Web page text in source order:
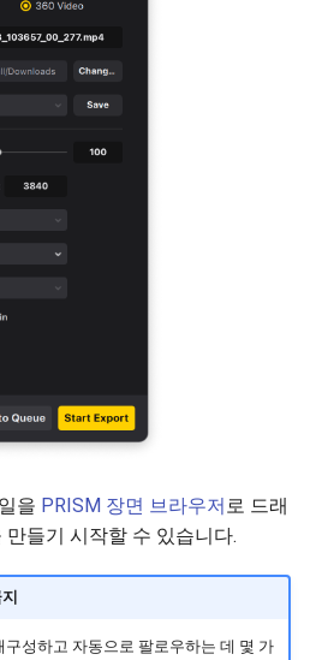
을 PRISM 장면 브라우저로 드래
들기 시작할 수 있습니다.
성하고 자동으로 팔로우하는 데 몇 가